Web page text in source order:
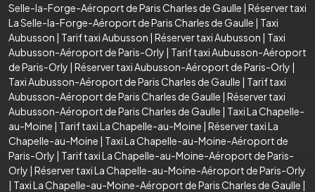
Selle-la-Forge-Aéroport de Paris Charles de Gaulle | Réserver taxi
La Selle-la-Forge-Aéroport de Paris Charles de Gaulle | Taxi
Aubusson | Tarif taxi Aubusson | Réserver taxi Aubusson | Taxi
Aubusson-Aéroport de Paris-Orly | Tarif taxi Aubusson-Aéroport
de Paris-Orly | Réserver taxi Aubusson-Aéroport de Paris-Orly |
Taxi Aubusson-Aéroport de Paris Charles de Gaulle | Tarif taxi
Aubusson-Aéroport de Paris Charles de Gaulle | Réserver taxi
Aubusson-Aéroport de Paris Charles de Gaulle | Taxi La Chapelle-
au-Moine | Tarif taxi La Chapelle-au-Moine | Réserver taxi La
Chapelle-au-Moine | Taxi La Chapelle-au-Moine-Aéroport de
Paris-Orly | Tarif taxi La Chapelle-au-Moine-Aéroport de Paris-
Orly | Réserver taxi La Chapelle-au-Moine-Aéroport de Paris-Orly
| Taxi La Chapelle-au-Moine-Aéroport de Paris Charles de Gaulle |